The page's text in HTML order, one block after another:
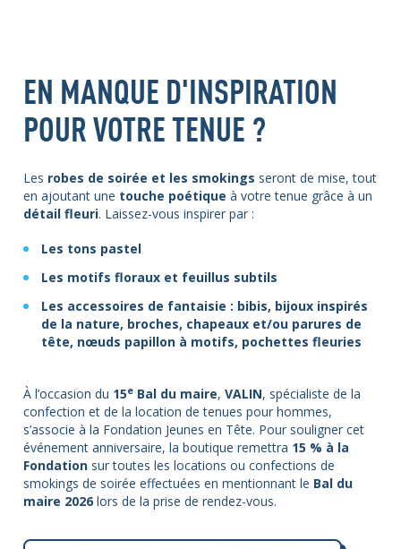
EN MANQUE D'INSPIRATION
POUR VOTRE TENUE ?
Les robes de soirée et les smokings seront de mise, tout
en ajoutant une touche poétique à votre tenue grâce à un
détail fleuri. Laissez-vous inspirer par :
Les tons pastel
Les motifs floraux et feuillus subtils
Les accessoires de fantaisie : bibis, bijoux inspirés
de la nature, broches, chapeaux et/ou parures de
tête, nœuds papillon à motifs, pochettes fleuries
À l’occasion du 15e Bal du maire, VALIN, spécialiste de la
confection et de la location de tenues pour hommes,
s’associe à la Fondation Jeunes en Tête. Pour souligner cet
événement anniversaire, la boutique remettra 15 % à la
Fondation sur toutes les locations ou confections de
smokings de soirée effectuées en mentionnant le Bal du
maire 2026 lors de la prise de rendez-vous.